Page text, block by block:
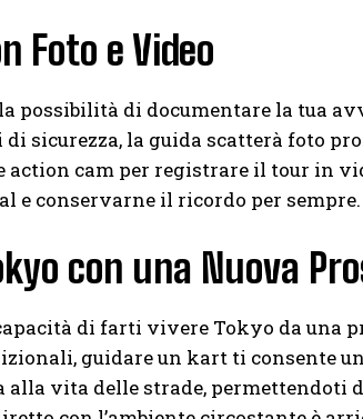
Foto e Video
possibilità di documentare la tua
sicurezza, la guida scatterà foto
cam per registrare il tour in
e conservarne il ricordo per sempre.
con una Nuova
di farti vivere Tokyo da una
guidare un kart ti consente
alla vita delle strade, permettendoti